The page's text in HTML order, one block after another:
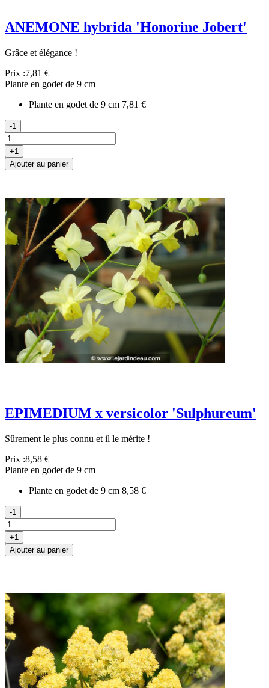
ANEMONE hybrida 'Honorine Jobert'
Grâce et élégance !
Prix :7,81 €
Plante en godet de 9 cm
Plante en godet de 9 cm 7,81 €
-1
+1
Ajouter au panier
EPIMEDIUM x versicolor 'Sulphureum'
Sûrement le plus connu et il le mérite !
Prix :8,58 €
Plante en godet de 9 cm
Plante en godet de 9 cm 8,58 €
-1
+1
Ajouter au panier